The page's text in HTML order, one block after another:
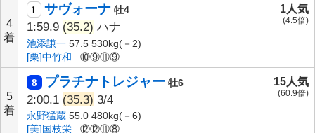
4
着
1 サヴォーナ 牡4
1:59.9 (35.2) ハナ
池添謙一 57.5 530kg(－2)
[栗]中竹和
⑩⑨⑪⑨
1人気
(4.5倍)
5
着
8 プラチナトレジャー 牡6
2:00.1 (35.3) 3/4
永野猛蔵 55.0 480kg(－6)
[美]国枝栄
⑫⑫⑪⑧
15人気
(60.9倍)